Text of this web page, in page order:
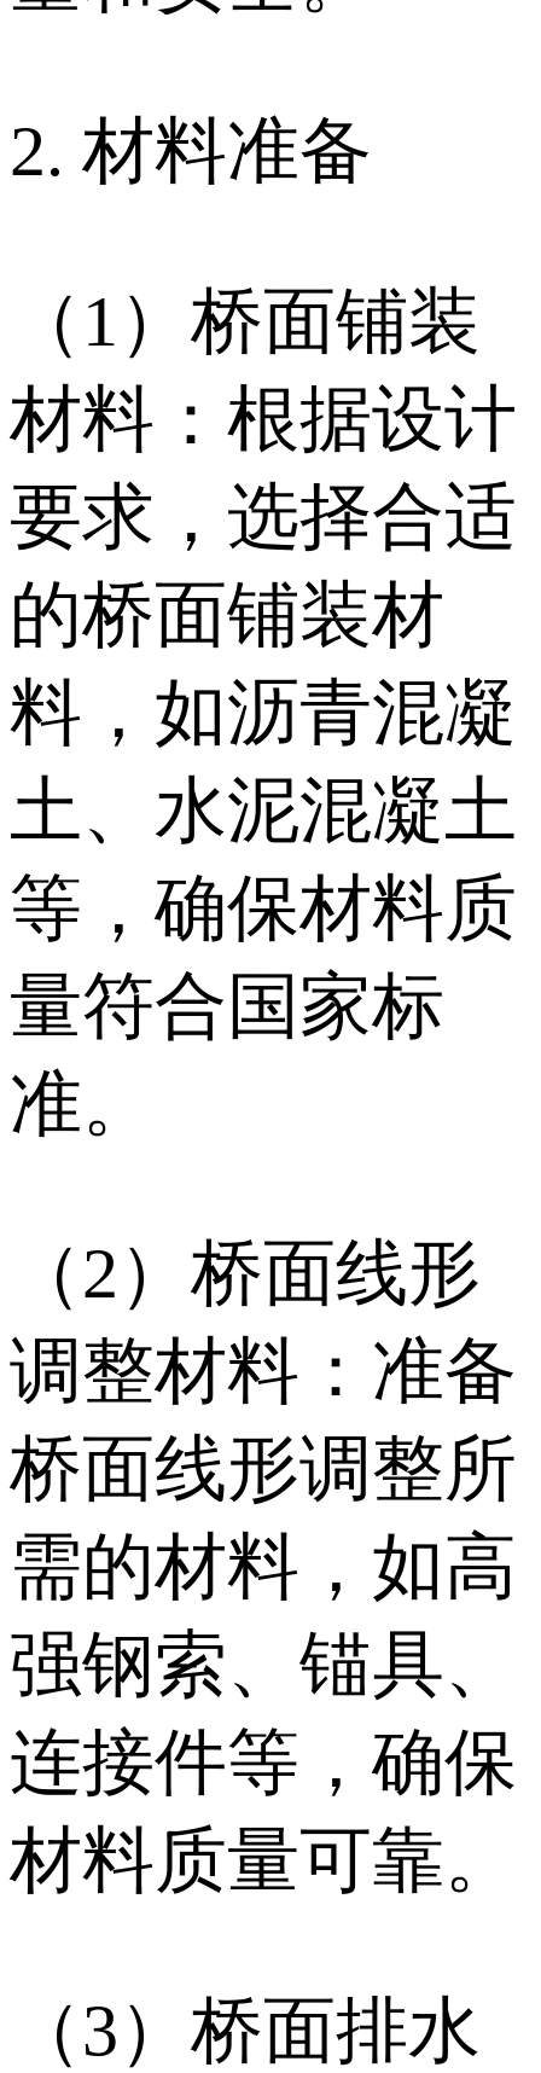
2. 材料准备
（1）桥面铺装
材料：根据设计
要求，选择合适
的桥面铺装材
料，如沥青混凝
土、水泥混凝土
等，确保材料质
量符合国家标
准。
（2）桥面线形
调整材料：准备
桥面线形调整所
需的材料，如高
强钢索、锚具、
连接件等，确保
材料质量可靠。
（3）桥面排水